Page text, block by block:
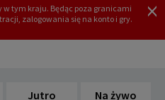
w tym kraju. Będąc poza granicami
zalogowania się na konto i gry.
REJESTRACJA ZALOGUJ
Jutro Na żywo